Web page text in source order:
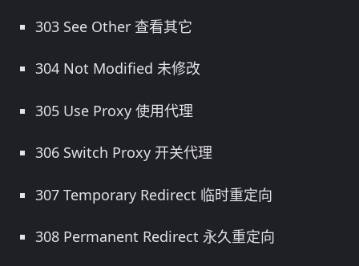
303 See Other 查看其它
304 Not Modified 未修改
305 Use Proxy 使用代理
306 Switch Proxy 开关代理
307 Temporary Redirect 临时重定向
308 Permanent Redirect 永久重定向